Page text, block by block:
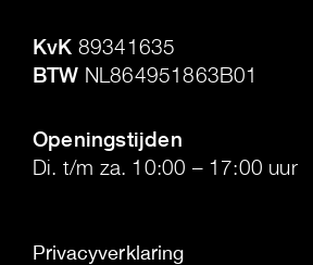
KvK 89341635
BTW NL864951863B01
Openingstijden
Di. t/m za. 10:00 – 17:00 uur
Privacyverklaring